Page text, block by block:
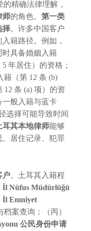
精确法律理解，
师的角色。 第一类
择。许多中国客户
籍路径。例如，
具备婚姻入籍
年居住）的资格；
（第 12 条 (b)
条 (a) 项）的资
般入籍与蓝卡
选择可能导致时间
耳其本地律师能够
居住记录、犯罪
户。土耳其入籍程
İl Nüfus Müdürlüğü
İl Emniyet
案查询；（丙）
公民身份申请